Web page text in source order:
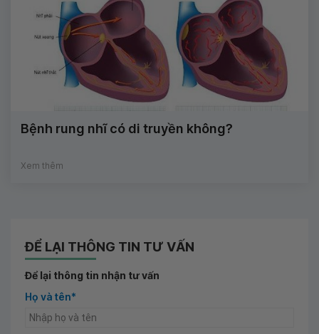
Bệnh rung nhĩ có di truyền không?
Xem thêm
ĐỂ LẠI THÔNG TIN TƯ VẤN
Để lại thông tin nhận tư vấn
Họ và tên*